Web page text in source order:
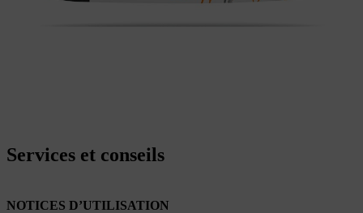
Services et conseils
NOTICES D’UTILISATION